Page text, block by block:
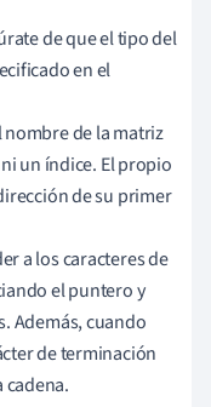
de que el tipo del
en el
nombre de la matriz
un índice. El propio
de su primer
a los caracteres de
el puntero y
Además, cuando
de terminación
cadena.